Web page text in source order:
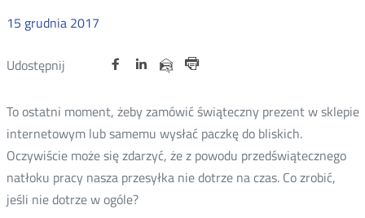
15 grudnia 2017
Udostępnij
Udostępnij
Twitter
Otwórz
oknie
Udostępnij
Facebook
Otwórz
oknie
Udostępnij
Linkedin
Otwórz
oknie
Udostępnij
e-
mail
To ostatni moment, żeby zamówić świąteczny prezent w sklepie
internetowym lub samemu wysłać paczkę do bliskich.
Oczywiście może się zdarzyć, że z powodu przedświątecznego
natłoku pracy nasza przesyłka nie dotrze na czas. Co zrobić,
jeśli nie dotrze w ogóle?